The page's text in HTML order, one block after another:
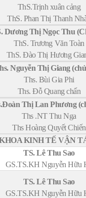
ThS.Trịnh xuân cảng
ThS. Phan Thị Thanh
Dương Thị Ngọc Thu
ThS. Trương Văn Toàn
ThS. Đào Thị Hương
Nguyễn Thị Giang
Ths. Bùi Gia Phi
Ths. Đỗ Quang chấn
Thị Lan Phương
Ths .NT Thu Nga
Ths Hoàng Quyết Chiến
TẾ VẬN
TS. Lê Thu Sao
GS.TS.KH Nguyễn Hữu
TS. Lê Thu Sao
​GS.TS.KH Nguyễn Hữu